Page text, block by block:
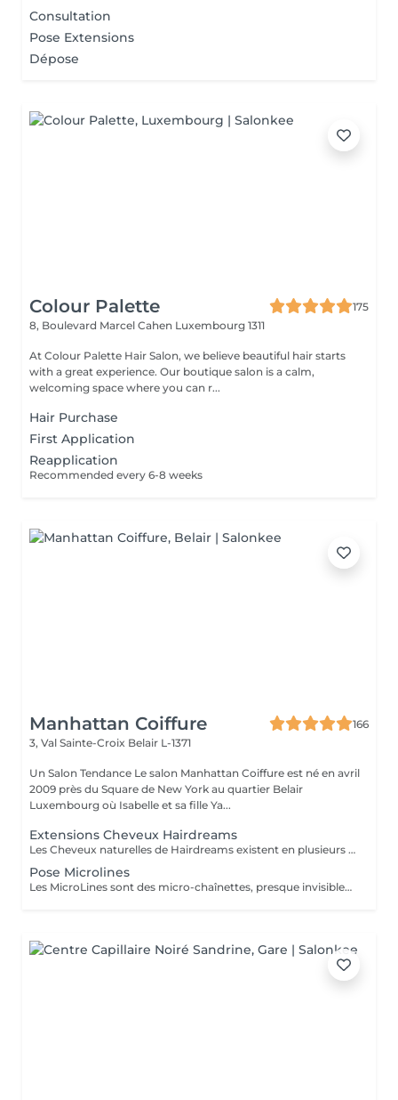
Consultation
Pose Extensions
Dépose
Colour Palette
175
8, Boulevard Marcel Cahen Luxembourg 1311
At Colour Palette Hair Salon, we believe beautiful hair starts
with a great experience. Our boutique salon is a calm,
welcoming space where you can r...
Hair Purchase
First Application
Reapplication
Recommended every 6-8 weeks
Manhattan Coiffure
166
3, Val Sainte-Croix Belair L-1371
Un Salon Tendance Le salon Manhattan Coiffure est né en avril
2009 près du Square de New York au quartier Belair
Luxembourg où Isabelle et sa fille Ya...
Extensions Cheveux Hairdreams
Les Cheveux naturelles de Hairdreams existent en plusieurs variétés et qualités Venez au salon pour votre devis gratuit
Pose Microlines
Les MicroLines sont des micro-chaînettes, presque invisibles, sur lesquelles sont noués à la main des cheveux Hairdreams. Une fois la couleur et la structure choisies, elles sont fixées à vos cheveux et s´intègrent discrètement, dans une harmonie parfaite à la chevelure. Les microlines sont disponibles à partir de 1750 Euro